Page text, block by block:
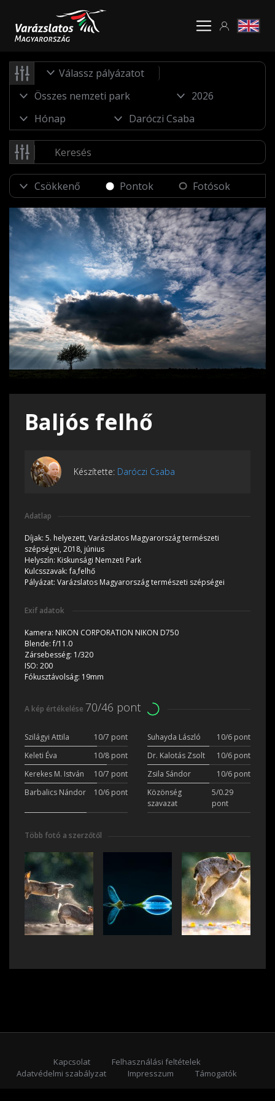
Válassz pályázatot
Pontok Fotósok
Baljós felhő
Készítette: Daróczi Csaba
Adatlap
Díjak: 5. helyezett, Varázslatos Magyarország természeti
szépségei, 2018, június
Helyszín: Kiskunsági Nemzeti Park
Kulcsszavak:fa,felhő
Pályázat: Varázslatos Magyarország természeti szépségei
Exif adatok
Kamera: NIKON CORPORATION NIKON D750
Blende:f/11.0
Zársebesség: 1/320
ISO: 200
Fókusztávolság: 19mm
A kép értékelése 70/46 pont
Szilágyi Attila 10/7 pont Suhayda László
10/6 pont
Keleti Éva
10/8 pont Dr. Kalotás Zsolt
10/6 pont
Kerekes M. István
10/7 pont Zsila Sándor
10/6 pont
Barbalics Nándor
10/6 pont
Közönség
szavazat
5/0.29
pont
Több fotó a szerzőtől
Kapcsolat
Felhasználási feltételek
Adatvédelmi szabályzat
Impresszum
Támogatók